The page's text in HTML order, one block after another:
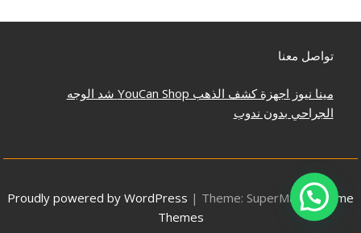
تواصل معنا
مينا نيوز اجهزة كشف الذهب YouCan Shop شد الوجه
الجراحي بدون ندوب
Proudly powered by WordPress | Theme: SuperMag by Acme
Themes